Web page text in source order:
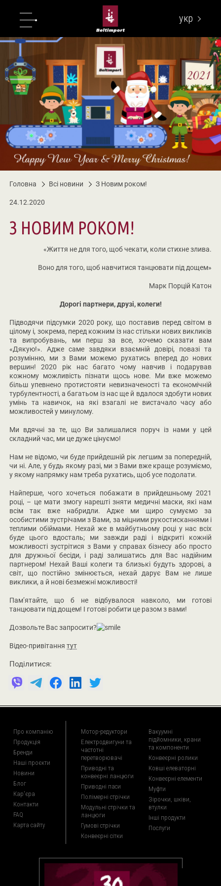
укр
Головна Всі новини З Новим роком!
24.12.2020
З НОВИМ РОКОМ!
«Життя не для того, щоб чекати, коли стихне злива.
Воно для того, щоб навчитися танцювати під дощем»
Марк Порцій Катон
Дорогі партнери, друзі, колеги!
Підводячи підсумки 2020 року, що поставив перед світом в
цілому і, зокрема, перед кожним із нас стільки нових викликів
та випробувань, ми перш за все, хочемо сказати вам
«Дякую!». Адже саме завдяки взаємній довірі, повазі та
розумінню, ми з Вами можемо рухатись вперед до нових
вершин! 2020 рік нас багато чому навчив і подарував
кожному можливість пізнати щось нове. Ми вже можемо
більш упевнено протистояти невизначеності та економічній
турбулентності, а багатьом із нас ще й вдалося здобути нових
умінь та навичок, на які взагалі не вистачало часу або
можливостей у минулому.
Ми вдячні за те, що Ви залишалися поруч із нами у цей
складний час, ми це дуже цінуємо!
Нам не відомо, чи буде прийдешній рік легшим за попередній,
чи ні. Але, у будь якому разі, ми з Вами вже краще розуміємо,
у якому напрямку нам треба рухатись, щоб усе подолати.
Найперше, чого хочеться побажати в прийдешньому 2021
році, – це мати змогу нарешті зняти медичні маски, які нам
всім так вже набридли. Адже ми щиро сумуємо за
особистими зустрічами з Вами, за міцними рукостисканнями і
теплими обіймами. Нехай же в майбутньому році у нас всіх
буде цього вдосталь; ми завжди раді і відкриті кожній
можливості зустрітися з Вами у справах бізнесу або просто
для дружньої бесіди, і раді залишатись для Вас надійним
партнером! Нехай Ваші колеги та близькі будуть здорові, а
світ, що постійно змінюється, нехай дарує Вам не лише
виклики, а й нові безмежні можливості!
Пам’ятайте, що б не відбувалося навколо, ми готові
танцювати під дощем! І готові робити це разом з вами!
Дозвольте Вас запросити?
Відео-привітання тут
Поділитися:
Про компанію
Продукція
Бренди
Наші проєкти
Новини
Блог
Кар'єра
Контакти
FAQ
Карта сайту
Мотор-редуктори
Електродвигуни та
частотні
перетворювачі
Приводні та
конвеєрні ланцюги
Приводні паси
Полімерні стрічки
Модульні стрічки та
ланцюги
Гумові стрічки
Конвеєрні сітки
Вакуумні
підйомники, крани
та компоненти
Конвеєрні ролики
Ковші елеваторні
Конвеєрні елементи
Муфти
Зірочки, шківи,
втулки
Інші продукти
Послуги